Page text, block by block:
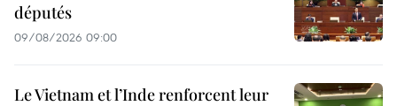
députés
09/08/2026 09:00
Le Vietnam et l’Inde renforcent leur